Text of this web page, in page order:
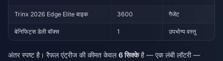
Trinx 2026 Edge Elite बाइक 3600 गैजेट
बेनिफिट्स डेली बॉक्स 1 उपभोग्य वस्तु
अंतर स्पष्ट है। रैफल एंट्रीज की कीमत केवल6 सिक्केहै — एक लंबी लॉटरी —